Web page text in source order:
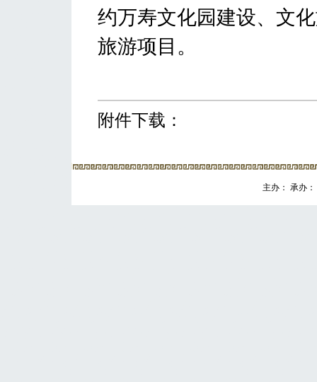
约万寿文化园建设、文
旅游项目。
附件下载：
主办： 承办